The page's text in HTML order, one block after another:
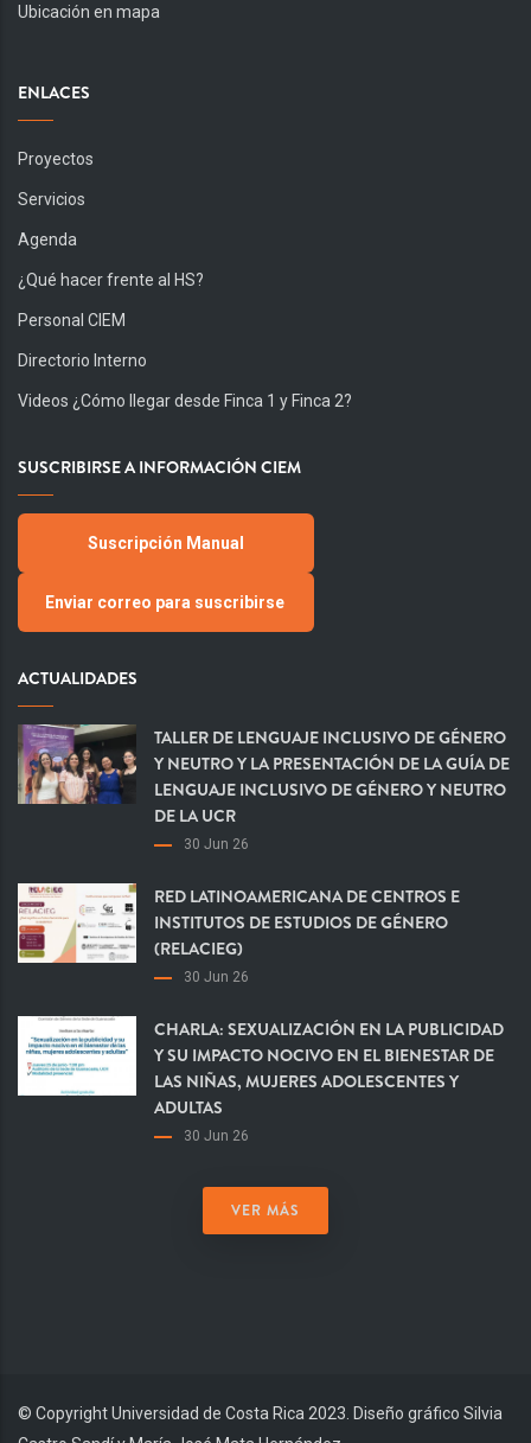
Ubicación en mapa
ENLACES
Proyectos
Servicios
Agenda
¿Qué hacer frente al HS?
Personal CIEM
Directorio Interno
Videos ¿Cómo llegar desde Finca 1 y Finca 2?
SUSCRIBIRSE A INFORMACIÓN CIEM
Suscripción Manual
Enviar correo para suscribirse
ACTUALIDADES
TALLER DE LENGUAJE INCLUSIVO DE GÉNERO
Y NEUTRO Y LA PRESENTACIÓN DE LA GUÍA DE
LENGUAJE INCLUSIVO DE GÉNERO Y NEUTRO
DE LA UCR
30 Jun 26
RED LATINOAMERICANA DE CENTROS E
INSTITUTOS DE ESTUDIOS DE GÉNERO
(RELACIEG)
30 Jun 26
CHARLA: SEXUALIZACIÓN EN LA PUBLICIDAD
Y SU IMPACTO NOCIVO EN EL BIENESTAR DE
LAS NIÑAS, MUJERES ADOLESCENTES Y
ADULTAS
30 Jun 26
VER MÁS
© Copyright Universidad de Costa Rica 2023. Diseño gráfico Silvia